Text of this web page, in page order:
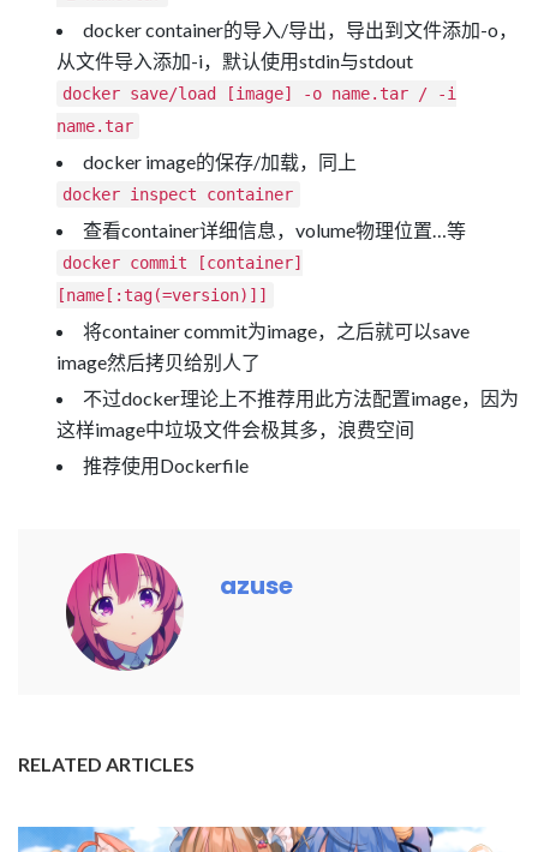
docker container的导入/导出，导出到文件添加-o，
从文件导入添加-i，默认使用stdin与stdout
docker save/load [image] -o name.tar / -i
name.tar
docker image的保存/加载，同上
docker inspect container
查看container详细信息，volume物理位置…等
docker commit [container]
[name[:tag(=version)]]
将container commit为image，之后就可以save
image然后拷贝给别人了
不过docker理论上不推荐用此方法配置image，因为
这样image中垃圾文件会极其多，浪费空间
推荐使用Dockerfile
azuse
RELATED ARTICLES